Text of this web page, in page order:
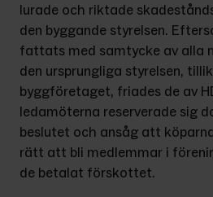
lurade och riktade
den byggande styrelsen.
fattats med samtycke av alla
den ursprungliga styrelsen,
byggföretaget, friades de av
ledamöterna reserverade sig
beslutet och ansåg att
rätt att bli medlemmar i
de betalat förskottet.